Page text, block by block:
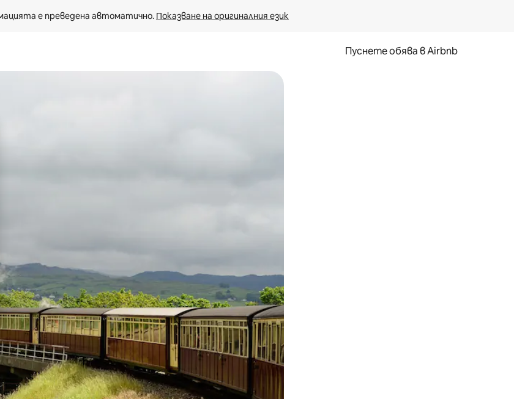
е преведена автоматично. Показване на оригиналния език
Пуснете обява в Airbnb
със стрелки нагоре и надолу или навигирайте с докосване или плъзгане.